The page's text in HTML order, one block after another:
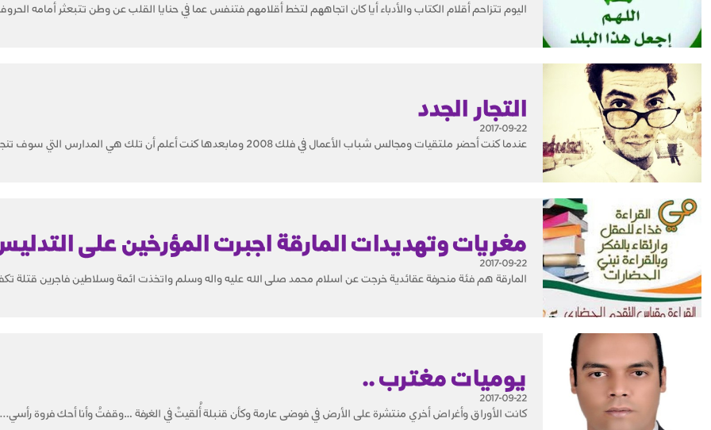
اليوم تتزاحم أقلام الكتاب والأدباء أيا كان اتجاههم لتخط أقلامهم فتنفس عما في حنايا القلب عن وطن تتبعثر أمامه
التجار الجدد
2017-09-22
عندما كنت أحضر ملتقيات ومجالس شباب الأعمال في فلك 2008 ومابعدها كنت أعلم أن تلك هي المدارس التي سوف تنجب...
مغريات وتهديدات المارقة اجبرت المؤرخين على
2017-09-22
المارقة هم فئة منحرفة عقائدية خرجت عن اسلام محمد صلى الله عليه واله وسلم واتخذت ائمة وسلاطين فاجرين قتلة
يوميات مغترب ..
2017-09-22
كانت الأوراق وأغراض أخري منتشرة على الأرض في فوضى عارمة وكأن قنبلة أُلقيتْ في الغرفة …وقفتُ وأنا أحك فروة رأسي...